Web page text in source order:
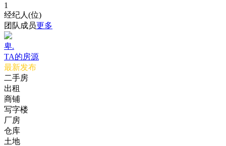
1
经纪人(位)
团队成员更多
卑.
TA的房源
最新发布
二手房
出租
商铺
写字楼
厂房
仓库
土地